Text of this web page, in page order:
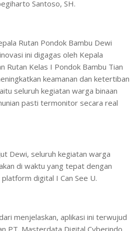
Santoso, SH.
Rutan Pondok Bambu Dewi
ini digagas oleh Kepala
Rutan Kelas I Pondok Bambu Tian
keamanan dan ketertiban
seluruh kegiatan warga binaan
pasti termonitor secara real
Dewi, seluruh kegiatan warga
di waktu yang tepat dengan
digital I Can See U.
menjelaskan, aplikasi ini terwujud